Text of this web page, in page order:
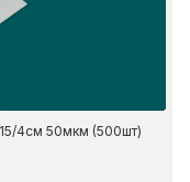
4см 50мкм (500шт)